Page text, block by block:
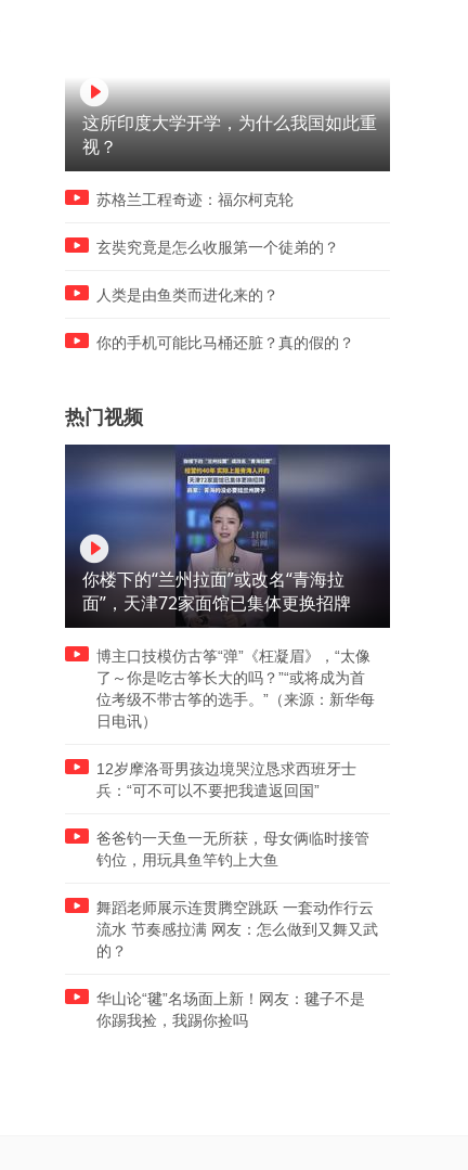
员”引关注，招聘方：实际岗
伤
这所印度大学开学，为什么我国如此重
视？
苏格兰工程奇迹：福尔柯克轮
玄奘究竟是怎么收服第一个徒弟的？
人类是由鱼类而进化来的？
你的手机可能比马桶还脏？真的假的？
热门视频
你楼下的“兰州拉面”或改名“青海拉
面”，天津72家面馆已集体更换招牌
博主口技模仿古筝“弹”《枉凝眉》，“太像
了～你是吃古筝长大的吗？”“或将成为首
位考级不带古筝的选手。”（来源：新华每
日电讯）
12岁摩洛哥男孩边境哭泣恳求西班牙士
兵：“可不可以不要把我遣返回国”
爸爸钓一天鱼一无所获，母女俩临时接管
钓位，用玩具鱼竿钓上大鱼
舞蹈老师展示连贯腾空跳跃 一套动作行云
流水 节奏感拉满 网友：怎么做到又舞又武
的？
华山论“毽”名场面上新！网友：毽子不是
你踢我捡，我踢你捡吗